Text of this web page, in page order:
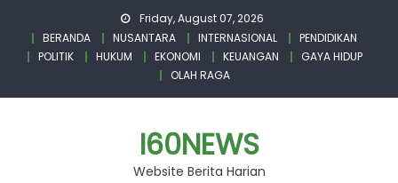
content
Friday, August 07, 2026
BERANDA
NUSANTARA INTERNASIONAL
PENDIDIKAN
POLITIK
HUKUM EKONOMI KEUANGAN
GAYA HIDUP
OLAH RAGA
I60NEWS
Website Berita Harian